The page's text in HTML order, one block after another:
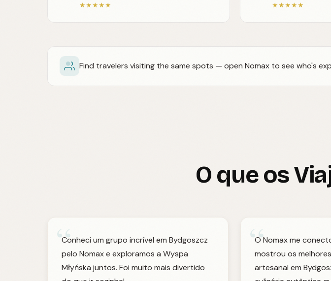
★★★★★ ★★★★★
Find travelers visiting the same spots — open Nomax to see who's
O que os
“
Conheci um grupo incrível em Bydgoszcz
pelo Nomax e exploramos a Wyspa
Młyńska juntos. Foi muito mais divertido
“
O Nomax me
mostrou os
artesanal em